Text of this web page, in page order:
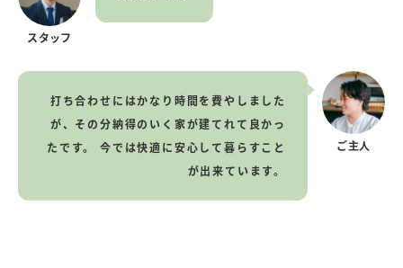
スタッフ
ご主人
打ち合わせにはかなり時間を費やしました
が、その分納得のいく家が建てれて良かっ
たです。
今では快適に安心して暮らすこと
が出来ています。